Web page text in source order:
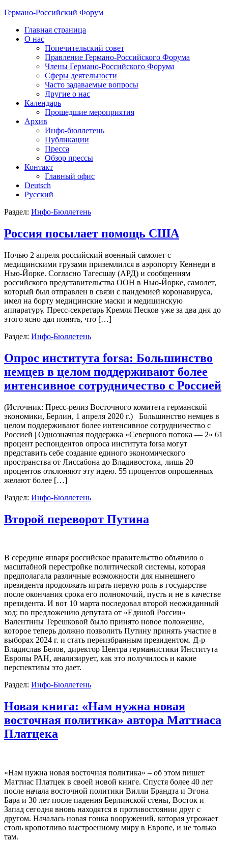
Германо-Российский Форум
Главная страница
О нас
Попечительский совет
Правление Германо-Российского Форума
Члены Германо-Российского Форума
Сферы деятельности
Часто задаваемые вопросы
Другие о нас
Календарь
Прошедшие мероприятия
Архив
Инфо-бюллетень
Публикации
Пресса
Обзор прессы
Контакт
Главный офис
Deutsch
Русский
Раздел: Инфо-Бюллетень
Россия посылает помощь США
Ночью 2 апреля российский военный самолет с
медицинскими грузами приземлился в аэропорту Кеннеди в
Нью-Йорке. Согласно Тагесшау (АРД) и сообщениям
российского представительства ООН в Нью-Йорке, самолет,
который был отправлен в связи с пандемией коронавируса,
имел на борту медицинские маски и медицинскую
аппаратуру. Пресс-секретарь Кремля Песков уже за два дня до
этого ясно дал понять, что […]
Раздел: Инфо-Бюллетень
Опрос института forsa: Большинство
немцев в целом поддерживают более
интенсивное сотрудничество с Россией
(Источник: Пресс-релиз Восточного комитета германской
экономики, Берлин, 1 апреля 2020 г.) Большинство немцев в
целом поддерживают более интенсивное сотрудничество с
Россией | Однозначная поддержка «Северного потока — 2» 61
процент респондентов опроса института forsa могут
представить себе создание единого экономического
пространства от Лиссабона до Владивостока, лишь 20
процентов отклоняют эту идею. 55 процентов опрошенных
желают более […]
Раздел: Инфо-Бюллетень
Второй переворот Путина
В середине января российское правительство объявило о
масштабной перестройке политической системы, которая
предполагала различные возможности для нынешнего
президента продолжать играть первую роль в государстве
после окончания срока его полномочий, пусть и не в качестве
президента. И вот 10 марта последовал второй неожиданный
ход: по предложению депутата от «Единой России»
Валентины Терешковой было принято новое положение,
которое теперь должно позволить Путину принять участие в
выборах 2024 г. и стать переизбранным президентом. Д-р
Владислав Белов, директор Центра германистики Института
Европы РАН, анализирует, как это получилось и какие
перспективы это дает.
Раздел: Инфо-Бюллетень
Новая книга: «Нам нужна новая
восточная политика» автора Маттиаса
Платцека
«Нам нужна новая восточная политика» – об этом пишет
Маттиас Платцек в своей новой книге. Спустя более 40 лет
после начала восточной политики Вилли Брандта и Эгона
Бара и 30 лет после падения Берлинской стены, Восток и
Запад сегодня вновь находятся в противостоянии друг с
другом. Началась новая гонка вооружений, которая угрожает
столь кропотливо выстроенному миру в Европе, и не только
там.